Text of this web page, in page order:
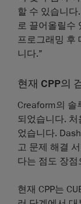
할 수 있습니
로 끌어올릴수
프로그래밍 후
니다.”
현재 CPP의
Creaform의 솔
되었습니다.
었습니다.
고 문제 해결
다는 점도 장
현재 CPP는